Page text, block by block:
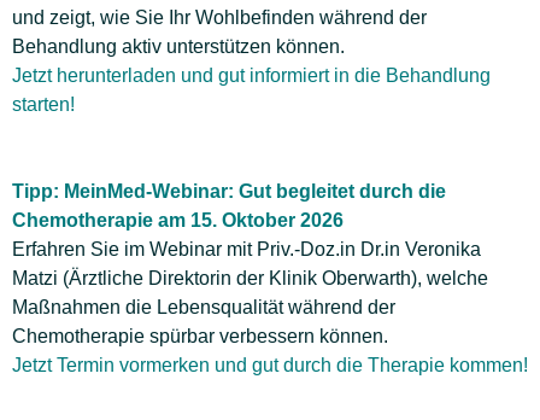
und zeigt, wie Sie Ihr Wohlbefinden während der
Behandlung aktiv unterstützen können.
Jetzt herunterladen und gut informiert in die Behandlung
starten!
Tipp: MeinMed-Webinar: Gut begleitet durch die
Chemotherapie am 15. Oktober 2026
Erfahren Sie im Webinar mit Priv.-Doz.in Dr.in Veronika
Matzi (Ärztliche Direktorin der Klinik Oberwarth), welche
Maßnahmen die Lebensqualität während der
Chemotherapie spürbar verbessern können.
Jetzt Termin vormerken und gut durch die Therapie kommen!